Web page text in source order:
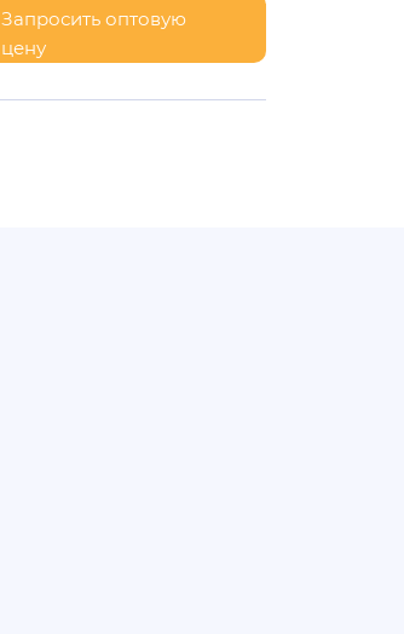
Запросить оптовую
цену